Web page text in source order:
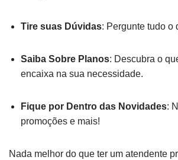
Tire suas Dúvidas: Pergunte tudo o
Saiba Sobre Planos: Descubra o
encaixa na sua necessidade.
Fique por Dentro das Novidades:
promoções e mais!
Nada melhor do que ter um atendente